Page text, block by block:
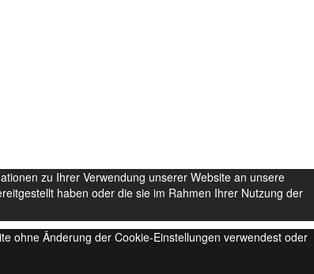
zu Ihrer Verwendung unserer Website an unsere
haben oder die sie im Rahmen Ihrer Nutzung der
ohne Änderung der Cookie-Einstellungen verwendest oder